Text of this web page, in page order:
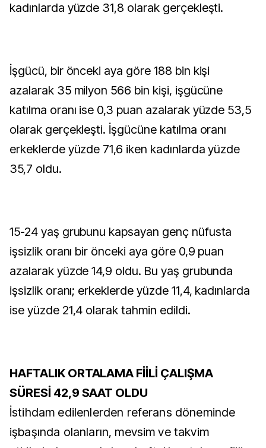
kadınlarda yüzde 31,8 olarak gerçekleşti.
İşgücü, bir önceki aya göre 188 bin kişi
azalarak 35 milyon 566 bin kişi, işgücüne
katılma oranı ise 0,3 puan azalarak yüzde 53,5
olarak gerçekleşti. İşgücüne katılma oranı
erkeklerde yüzde 71,6 iken kadınlarda yüzde
35,7 oldu.
15-24 yaş grubunu kapsayan genç nüfusta
işsizlik oranı bir önceki aya göre 0,9 puan
azalarak yüzde 14,9 oldu. Bu yaş grubunda
işsizlik oranı; erkeklerde yüzde 11,4, kadınlarda
ise yüzde 21,4 olarak tahmin edildi.
HAFTALIK ORTALAMA FİİLİ ÇALIŞMA
SÜRESİ 42,9 SAAT OLDU
İstihdam edilenlerden referans döneminde
işbaşında olanların, mevsim ve takvim